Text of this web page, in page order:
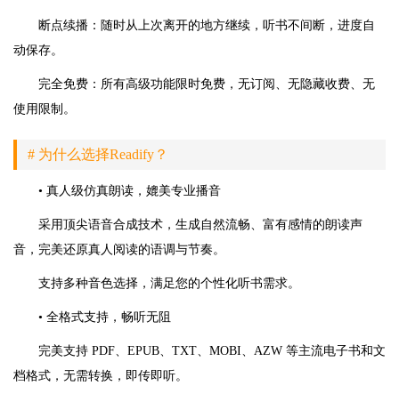
断点续播：随时从上次离开的地方继续，听书不间断，进度自
动保存。
完全免费：所有高级功能限时免费，无订阅、无隐藏收费、无
使用限制。
# 为什么选择Readify？
• 真人级仿真朗读，媲美专业播音
采用顶尖语音合成技术，生成自然流畅、富有感情的朗读声
音，完美还原真人阅读的语调与节奏。
支持多种音色选择，满足您的个性化听书需求。
• 全格式支持，畅听无阻
完美支持 PDF、EPUB、TXT、MOBI、AZW 等主流电子书和文
档格式，无需转换，即传即听。